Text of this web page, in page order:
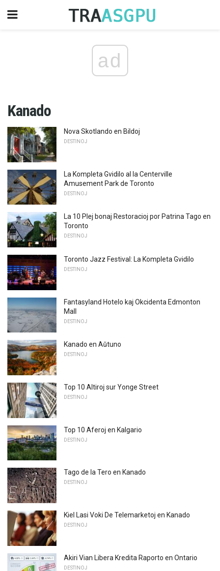
ad
Kanado
Nova Skotlando en Bildoj
DESTINOJ
La Kompleta Gvidilo al la Centerville
Amusement Park de Toronto
DESTINOJ
La 10 Plej bonaj Restoracioj por Patrina Tago en
Toronto
DESTINOJ
Toronto Jazz Festival: La Kompleta Gvidilo
DESTINOJ
Fantasyland Hotelo kaj Okcidenta Edmonton
Mall
DESTINOJ
Kanado en Aŭtuno
DESTINOJ
Top 10 Altiroj sur Yonge Street
DESTINOJ
Top 10 Aferoj en Kalgario
DESTINOJ
Tago de la Tero en Kanado
DESTINOJ
Kiel Lasi Voki De Telemarketoj en Kanado
DESTINOJ
Akiri Vian Libera Kredita Raporto en Ontario
DESTINOJ